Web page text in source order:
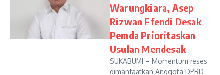
Warungkiara, Asep
Rizwan Efendi Desak
Pemda Prioritaskan
Usulan Mendesak
SUKABUMI – Momentum reses
dimanfaatkan Anggota DPRD